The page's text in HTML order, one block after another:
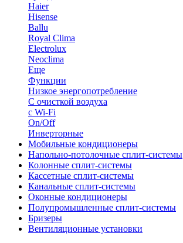
Haier
Hisense
Ballu
Royal Clima
Electrolux
Neoclima
Еще
Функции
Низкое энергопотребление
С очисткой воздуха
с Wi-Fi
On/Off
Инверторные
Мобильные кондиционеры
Напольно-потолоч​ные ​сплит-системы
Колонные ​​сплит-системы
Кассетные сплит-системы
Канальные сплит-системы
Оконные кондиционеры
Полупромышленные сплит-системы
Бризеры
Вентиляционные установки